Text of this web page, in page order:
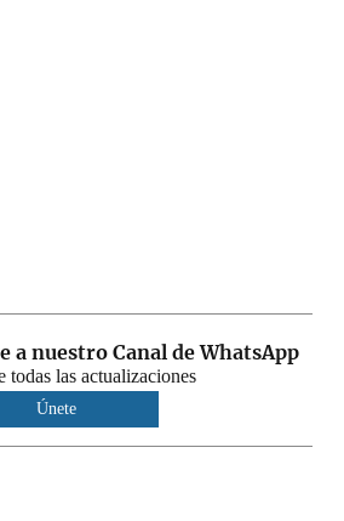
a nuestro Canal de WhatsApp
todas las actualizaciones
Únete